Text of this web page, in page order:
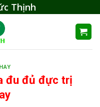
Thịnh
đu đủ đực trị